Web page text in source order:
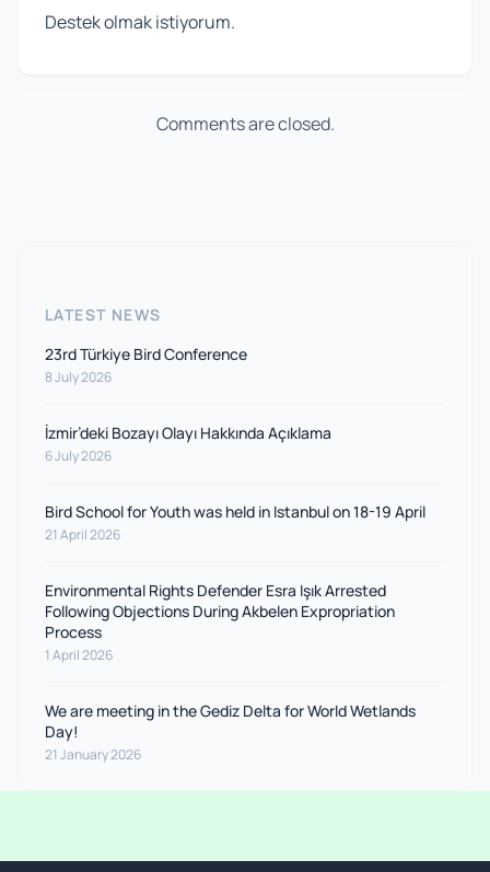
Destek olmak istiyorum.
Comments are closed.
LATEST NEWS
23rd Türkiye Bird Conference
8 July 2026
İzmir’deki Bozayı Olayı Hakkında Açıklama
6 July 2026
Bird School for Youth was held in Istanbul on 18-19 April
21 April 2026
Environmental Rights Defender Esra Işık Arrested
Following Objections During Akbelen Expropriation
Process
1 April 2026
We are meeting in the Gediz Delta for World Wetlands
Day!
21 January 2026